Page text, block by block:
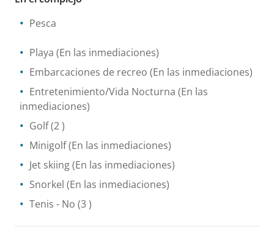
Pesca
Playa (En las inmediaciones)
Embarcaciones de recreo (En las inmediaciones)
Entretenimiento/Vida Nocturna (En las
inmediaciones)
Golf(2 )
Minigolf(En las inmediaciones)
Jet skiing(En las inmediaciones)
Snorkel (En las inmediaciones)
Tenis - No (3 )